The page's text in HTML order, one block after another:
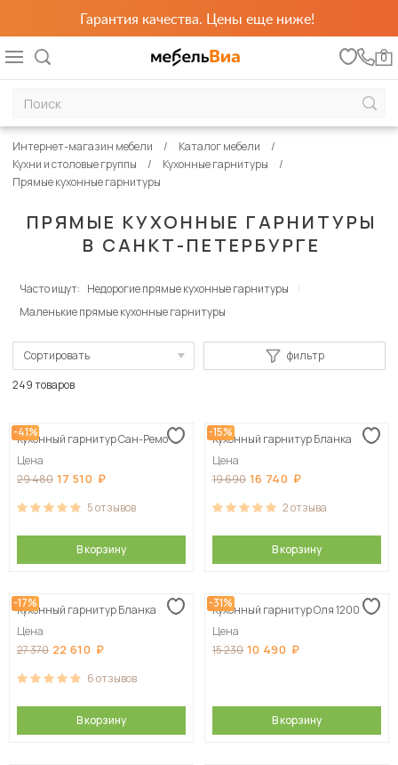
Гарантия качества. Цены еще ниже!
0
ПРЯМЫЕ КУХОННЫЕ ГАРНИТУРЫ
В САНКТ-ПЕТЕРБУРГЕ
Интернет-магазин мебели
Каталог мебели
Кухни и столовые группы
Кухонные гарнитуры
Прямые кухонные гарнитуры
Часто ищут: Недорогие прямые кухонные гарнитуры
Маленькие прямые кухонные гарнитуры
Сортировать
Сначала дорогие
фильтр
249 товаров
-41%
Кухонный гарнитур Сан-Ремо
Цена
29 480 17 510
5отзывов
В корзину
-15%
Кухонный гарнитур Бланка
Цена
19 690 16 740
2отзыва
В корзину
-17%
Кухонный гарнитур Бланка
Цена
27 370 22 610
6отзывов
В корзину
-31%
Кухонный гарнитур Оля 1200
Цена
15 230 10 490
В корзину